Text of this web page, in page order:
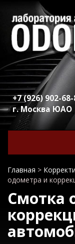
+7 (926) 902-
г. Москва ЮАО
Главная >
одометра и
Смотка